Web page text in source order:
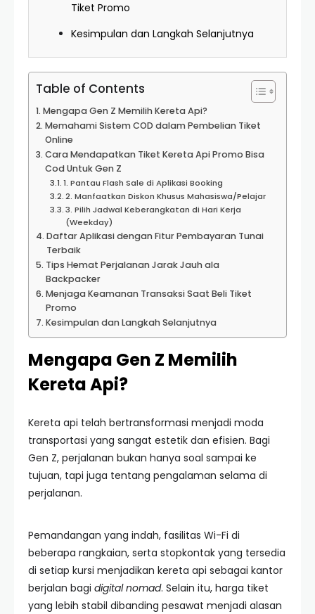
Tiket Promo
Kesimpulan dan Langkah Selanjutnya
Table of Contents
Mengapa Gen Z Memilih Kereta Api?
Memahami Sistem COD dalam Pembelian Tiket
Online
Cara Mendapatkan Tiket Kereta Api Promo Bisa
Cod Untuk Gen Z
1. Pantau Flash Sale di Aplikasi Booking
2. Manfaatkan Diskon Khusus Mahasiswa/Pelajar
3. Pilih Jadwal Keberangkatan di Hari Kerja
(Weekday)
Daftar Aplikasi dengan Fitur Pembayaran Tunai
Terbaik
Tips Hemat Perjalanan Jarak Jauh ala
Backpacker
Menjaga Keamanan Transaksi Saat Beli Tiket
Promo
Kesimpulan dan Langkah Selanjutnya
Mengapa Gen Z Memilih
Kereta Api?
Kereta api telah bertransformasi menjadi moda
transportasi yang sangat estetik dan efisien. Bagi
Gen Z, perjalanan bukan hanya soal sampai ke
tujuan, tapi juga tentang pengalaman selama di
perjalanan.
Pemandangan yang indah, fasilitas Wi-Fi di
beberapa rangkaian, serta stopkontak yang tersedia
di setiap kursi menjadikan kereta api sebagai kantor
berjalan bagi digital nomad. Selain itu, harga tiket
yang lebih stabil dibanding pesawat menjadi alasan